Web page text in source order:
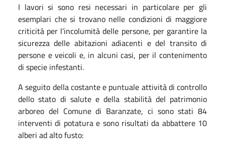
I lavori si sono resi necessari in particolare per gli
esemplari che si trovano nelle condizioni di maggiore
criticità per l’incolumità delle persone, per garantire la
sicurezza delle abitazioni adiacenti e del transito di
persone e veicoli e, in alcuni casi, per il contenimento
di specie infestanti.
A seguito della costante e puntuale attività di controllo
dello stato di salute e della stabilità del patrimonio
arboreo del Comune di Baranzate, ci sono stati 84
interventi di potatura e sono risultati da abbattere 10
alberi ad alto fusto: